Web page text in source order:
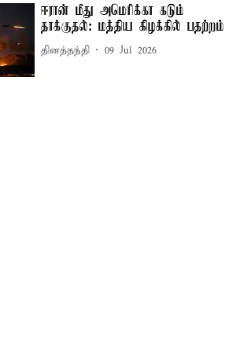
ஈரான் மீது அமெரிக்கா கடும்
தாக்குதல்: மத்திய கிழக்கில் பதற்றம்
தினத்தந்தி 09 Jul 2026